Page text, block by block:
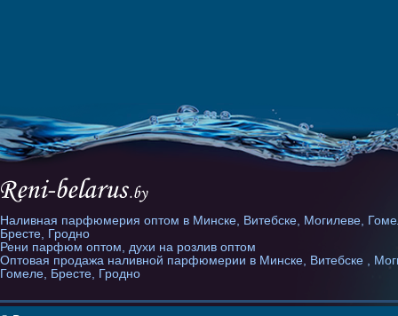
Наливная парфюмерия оптом в Минске, Витебске, Могилеве,
Бресте, Гродно
Рени парфюм оптом, духи на розлив оптом
Оптовая продажа наливной парфюмерии в Минске, Витебске ,
Гомеле, Бресте, Гродно